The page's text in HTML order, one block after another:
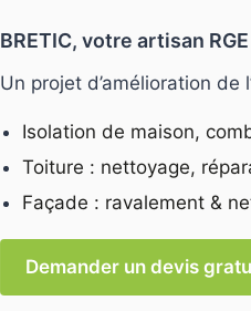
BRETIC, votre artisan
Un projet d’amélioration de
Isolation de maison,
Toiture : nettoyage,
Façade : ravalement &
Demander un devis